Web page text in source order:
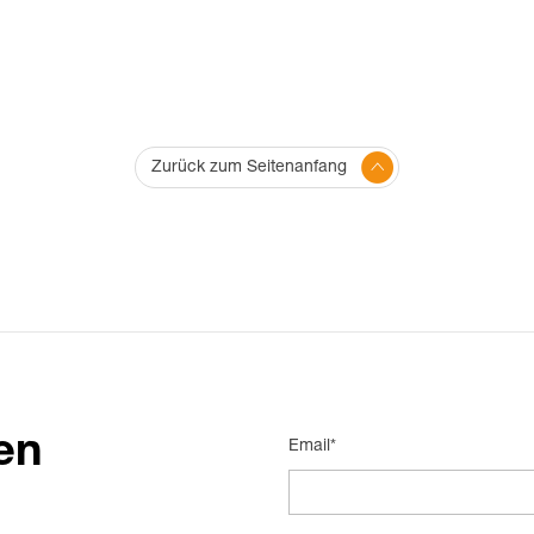
Zurück zum Seitenanfang
Email*